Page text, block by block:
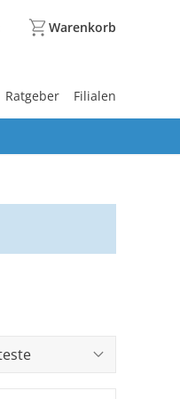
Warenkorb
Ratgeber Filialen